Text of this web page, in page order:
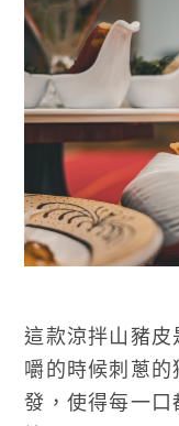
這款涼拌山豬皮
嚼的時候刺蔥
發，使得每一